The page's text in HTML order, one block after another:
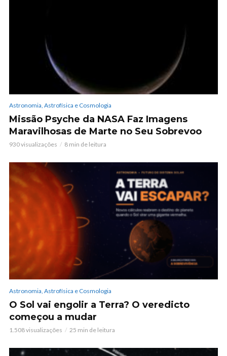
Astronomia, Astrofísica e Cosmologia
Missão Psyche da NASA Faz Imagens
Maravilhosas de Marte no Seu Sobrevoo
930 visualizações 8 min de leitura
Astronomia, Astrofísica e Cosmologia
O Sol vai engolir a Terra? O veredicto
começou a mudar
1.508 visualizações 25 min de leitura